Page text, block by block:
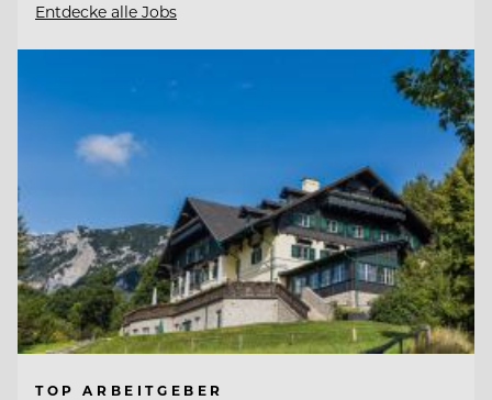
Entdecke alle Jobs
TOP ARBEITGEBER